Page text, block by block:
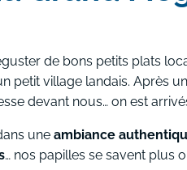
de bons petits plats
petit village landais. Après
devant nous… on est
une ambiance
… nos papilles se savent plus